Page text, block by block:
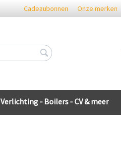
Cadeaubonnen Onze merken
Verlichting - Boilers - CV & meer